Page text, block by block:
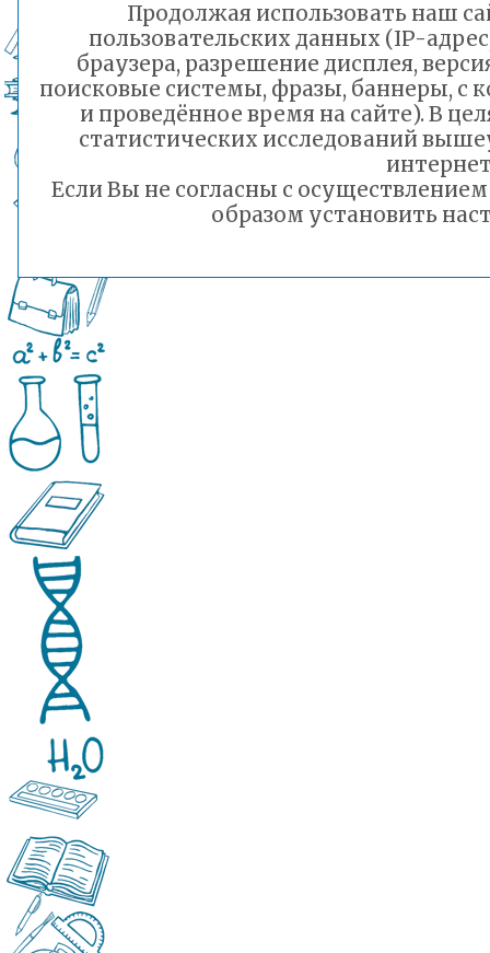
Продолжая использовать наш
пользовательских данных (IP-
браузера, разрешение дисплея,
поисковые системы, фразы, баннеры, с
и проведённое время на сайте). В
статистических исследований
Если Вы не согласны с
образом установить